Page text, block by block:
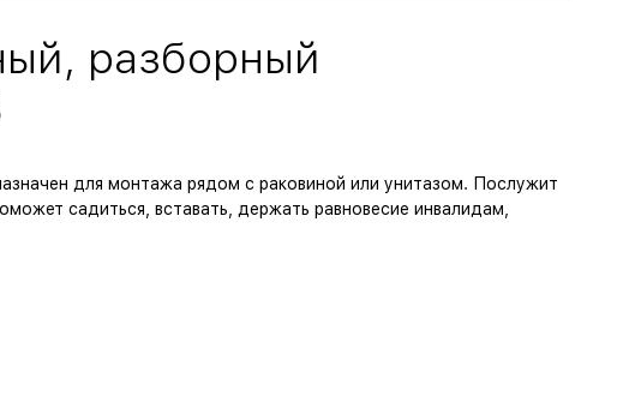
разборный
для монтажа рядом с раковиной или унитазом. Послужит
садиться, вставать, держать равновесие инвалидам,